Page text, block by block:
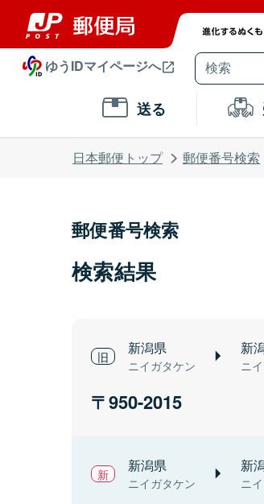
ゆうIDマイページへ
送る
日本郵便トップ 郵便番号検索
郵便番号検索
検索結果
新潟県
ニイガタケン
新
ニ
950-2015
新潟県
ニイガタケン
新
ニ